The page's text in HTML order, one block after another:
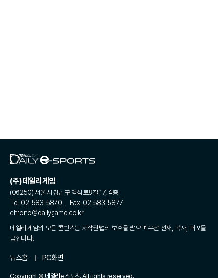
(주)데일리게임
(06250) 서울시 강남구 역삼로8길 17, 4층
Tel. 02-583-5870 | Fax. 02-583-5877
chrono@dailygame.co.kr
데일리게임의 모든 콘텐츠는 저작권법의 보호를 받으며 무단 전재, 복사, 배포를
금합니다.
뉴스홈 PC화면
Copyright © 데일리e스포츠. All rights reserved.